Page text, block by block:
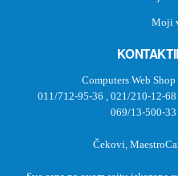
Moji
Computers Web
011/712-95-36
021/210-12-68
069/13-500-33
Čekovi,